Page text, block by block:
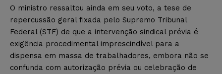
O ministro ressaltou ainda em seu voto, a tese de
repercussão geral fixada pelo Supremo Tribunal
Federal (STF) de que a intervenção sindical prévia é
exigência procedimental imprescindível para a
dispensa em massa de trabalhadores, embora não se
confunda com autorização prévia ou celebração de